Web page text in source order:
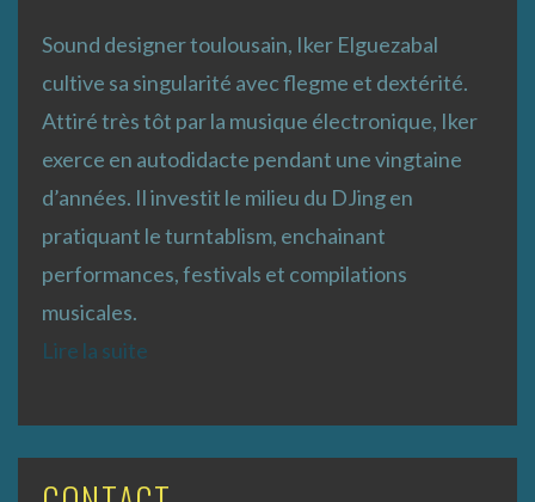
Sound designer toulousain, Iker Elguezabal
cultive sa singularité avec flegme et dextérité.
Attiré très tôt par la musique électronique, Iker
exerce en autodidacte pendant une vingtaine
d’années. Il investit le milieu du DJing en
pratiquant le turntablism, enchainant
performances, festivals et compilations
musicales.
Lire la suite